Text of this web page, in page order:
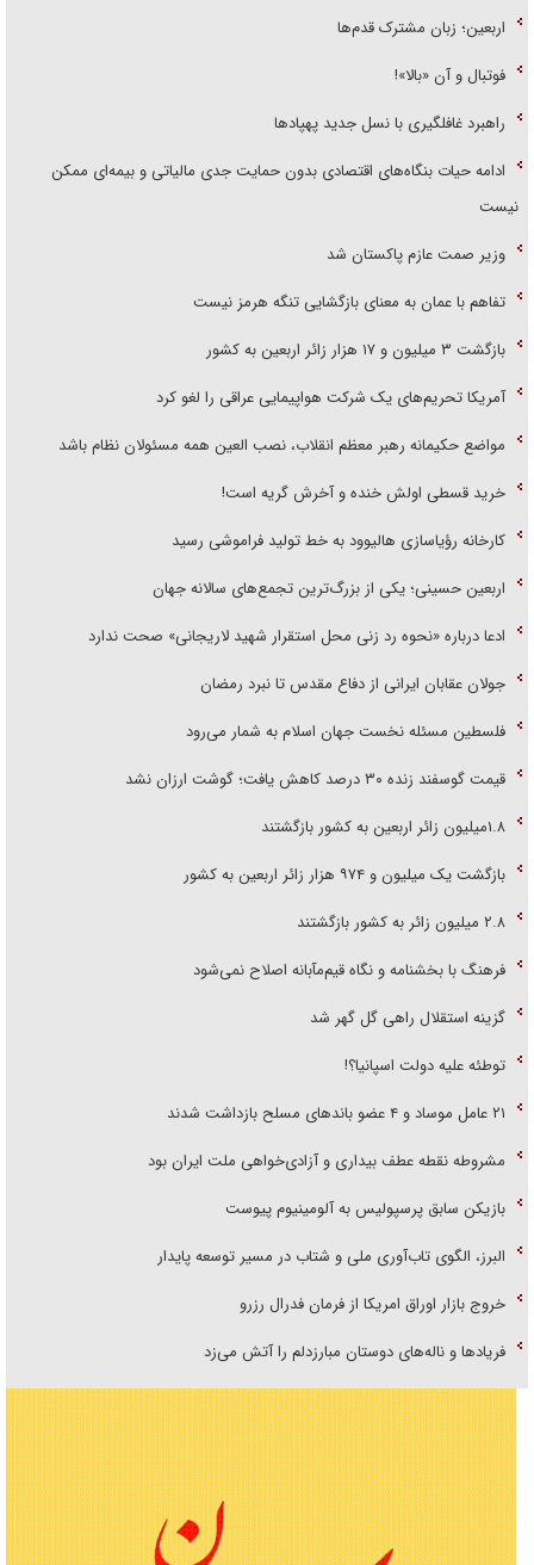
اربعین؛ زبان مشترک قدم‌ها
فوتبال و آن «بالا»!
راهبرد غافلگیری با نسل جدید پهپاد‌ها
ادامه حیات بنگاه‌های اقتصادی بدون حمایت جدی مالیاتی و بیمه‌ای ممکن
نیست
وزیر صمت عازم پاکستان شد
تفاهم با عمان به معنای بازگشایی تنگه هرمز نیست
بازگشت ۳ میلیون و ۱۷ هزار زائر اربعین به کشور
آمریکا تحریم‌های یک شرکت هواپیمایی عراقی را لغو کرد
مواضع حکیمانه رهبر معظم انقلاب، نصب العین همه مسئولان نظام باشد
خرید قسطی اولش خنده و آخرش گریه است!
کارخانه رؤیاسازی هالیوود به خط تولید فراموشی رسید
اربعین حسینی؛ یکی از بزرگ‌ترین تجمع‌های سالانه جهان
ادعا درباره «نحوه رد زنی محل استقرار شهید لاریجانی» صحت ندارد
جولان عقابان ایرانی از دفاع مقدس تا نبرد رمضان
فلسطین مسئله نخست جهان اسلام به شمار می‌رود
قیمت گوسفند زنده ۳۰ درصد کاهش یافت؛ گوشت ارزان نشد
۱.۸میلیون زائر اربعین به کشور بازگشتند
بازگشت یک میلیون و ۹۷۴ هزار زائر اربعین به کشور
۲.۸ میلیون زائر به کشور بازگشتند
فرهنگ با بخشنامه و نگاه قیم‌مآبانه اصلاح نمی‌شود
گزینه استقلال راهی گل گهر شد
توطئه علیه دولت اسپانیا؟!
۲۱ عامل موساد و ۴ عضو باند‌های مسلح بازداشت شدند
مشروطه نقطه عطف بیداری و آزادی‌خواهی ملت ایران بود
بازیکن سابق پرسپولیس به آلومینیوم پیوست
البرز، الگوی تاب‌آوری ملی و شتاب در مسیر توسعه پایدار
خروج بازار اوراق امریکا از فرمان فدرال رزرو
فریاد‌ها و ناله‌های دوستان مبارزدلم را آتش می‌زد